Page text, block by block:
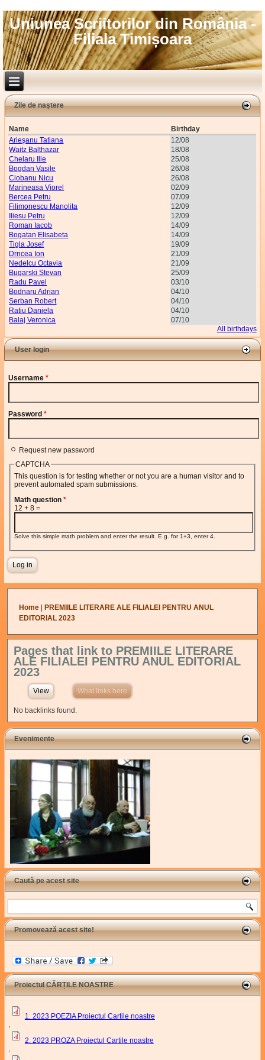
Uniunea Scriitorilor din România -
Filiala Timișoara
Zile de naștere
Name
Birthday
Arieşanu Tatiana
12/08
Waitz Balthazar
18/08
Chelaru Ilie
25/08
Bogdan Vasile
26/08
Ciobanu Nicu
26/08
Marineasa Viorel
02/09
Bercea Petru
07/09
Filimonescu Manolita
12/09
Iliesu Petru
12/09
Roman Iacob
14/09
Bogatan Elisabeta
14/09
Tigla Josef
19/09
Drncea Ion
21/09
Nedelcu Octavia
21/09
Bugarski Stevan
25/09
Radu Pavel
03/10
Bodnaru Adrian
04/10
Serban Robert
04/10
Ratiu Daniela
04/10
Balaj Veronica
07/10
All birthdays
User login
Username*
Password*
Request new password
CAPTCHA
This question is for testing whether or not you are a human visitor and to
prevent automated spam submissions.
Math question*
12 + 8 =
Solve this simple math problem and enter the result. E.g. for 1+3, enter 4.
You are here
Home|
PREMIILE LITERARE ALE FILIALEI PENTRU ANUL
EDITORIAL 2023
Pages that link to PREMIILE LITERARE
ALE FILIALEI PENTRU ANUL EDITORIAL
2023
View What links here
No backlinks found.
Evenimente
Caută pe acest site
Search
Promovează acest site!
Proiectul CĂRȚILE NOASTRE
1. 2023 POEZIA Proiectul Cartile noastre
2. 2023 PROZA Proiectul Cartile noastre
,